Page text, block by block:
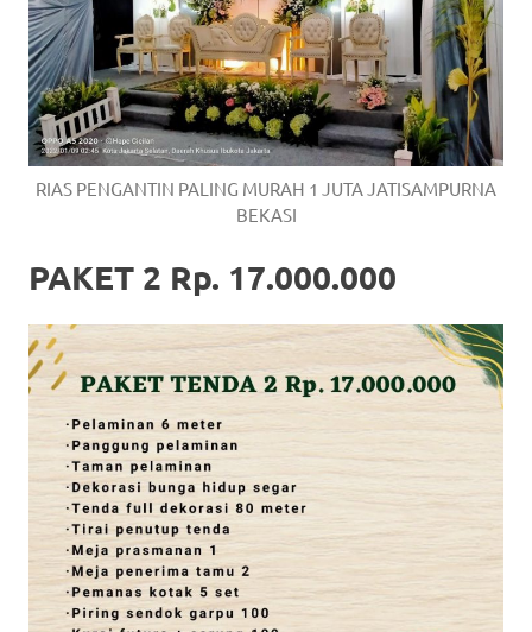
RIAS PENGANTIN PALING MURAH 1 JUTA JATISAMPURNA
BEKASI
PAKET 2 Rp. 17.000.000